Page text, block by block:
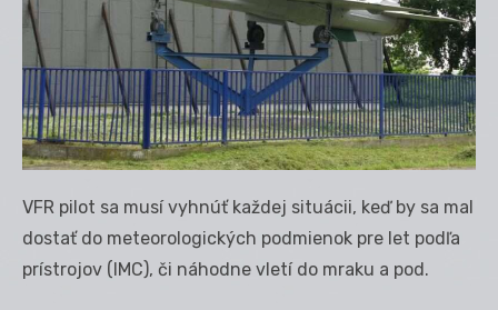
VFR pilot sa musí vyhnúť každej situácii, keď by sa mal
dostať do meteorologických podmienok pre let podľa
prístrojov (IMC), či náhodne vletí do mraku a pod.